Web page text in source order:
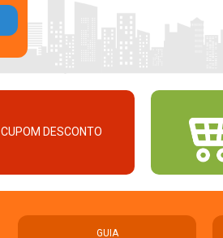
CUPOM DESCONTO
GUIA